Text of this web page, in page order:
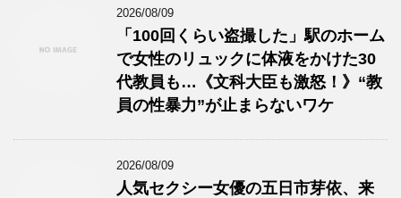
2026/08/09
「100回くらい盗撮した」駅のホーム
で女性のリュックに体液をかけた30
代教員も…《文科大臣も激怒！》“教
員の性暴力”が止まらないワケ
2026/08/09
人気セクシー女優の五日市芽依、来